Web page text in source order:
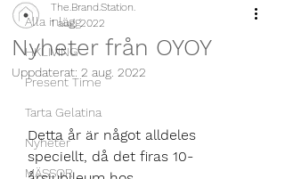
Alla inlägg
HKLIVING
Present Time
Tarta Gelatina
Nyheter
MÄSSOR
Nyheter från OYOY
The.Brand.Station.
1 aug. 2022
Uppdaterat: 2 aug. 2022
Detta år är något alldeles
speciellt, då det firas 10-